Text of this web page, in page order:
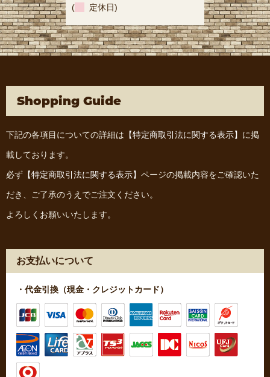
( 定休日)
Shopping Guide
下記の各項目についての詳細は 【特定商取引法に関する表示】 に掲
載しております。
必ず 【特定商取引法に関する表示】 ページの掲載内容をご確認いた
だき、ご了承のうえでご注文ください。
よろしくお願いいたします。
お支払いについて
・代金引換（現金・クレジットカード）